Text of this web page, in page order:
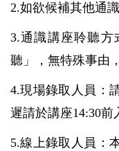
2.如欲候補其他通
3.通識講座聆聽方
聽」，無特殊事由
4.現場錄取人員：
遲請於講座14:30前
5.線上錄取人員：